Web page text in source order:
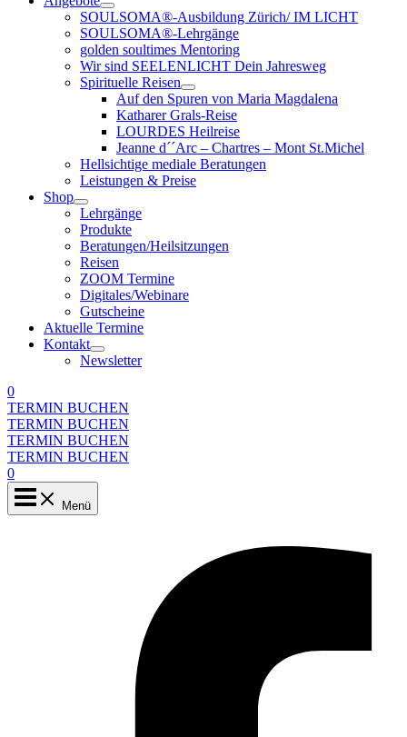
SOULSOMA®-Ausbildung Zürich/ IM LICHT
SOULSOMA®-Lehrgänge
golden soultimes Mentoring
Wir sind SEELENLICHT Dein Jahresweg
Spirituelle Reisen
Auf den Spuren von Maria Magdalena
Katharer Grals-Reise
LOURDES Heilreise
Jeanne d´´Arc – Chartres – Mont St.Michel
Hellsichtige mediale Beratungen
Leistungen & Preise
Shop
Lehrgänge
Produkte
Beratungen/Heilsitzungen
Reisen
ZOOM Termine
Digitales/Webinare
Gutscheine
Aktuelle Termine
Kontakt
Newsletter
0
TERMIN BUCHEN
TERMIN BUCHEN
TERMIN BUCHEN
TERMIN BUCHEN
0
Menü